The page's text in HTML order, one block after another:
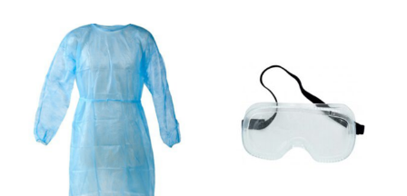
ima
više
varijanti.
Opcije
odabrati
na
stranici